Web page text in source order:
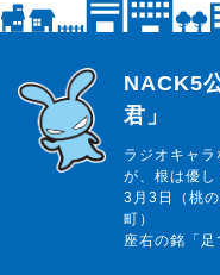
らじっと君
NACK5
君」
ラジオキャ
が、根は優し
3月3日（桃
町）
座右の銘「足